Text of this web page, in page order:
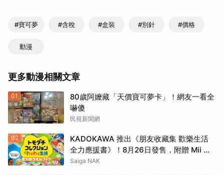
#寶可夢 #含稅 #盒裝 #別針 #價格
動漫
更多動漫相關文章
01
80歲阿嬤藏「天價寶可夢卡」！網友一看全
嚇傻
民視新聞網
02
KADOKAWA 推出《朋友收藏集 歡樂生活
全力應援書》！8月26日發售，附贈 Mii 商
店 Logo 貼紙
Saiga NAK